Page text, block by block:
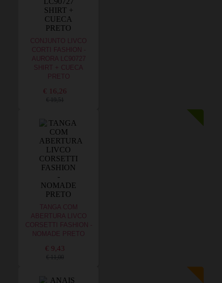
CONJUNTO LIVCO
CORTI FASHION -
AURORA LC90727
SHIRT + CUECA
PRETO
€ 16,26
€ 19,51
TANGA COM
ABERTURA LIVCO
CORSETTI FASHION -
NOMADE PRETO
€ 9,43
€ 11,00